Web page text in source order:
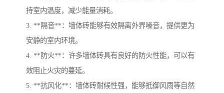
持室内温度，减少能量消耗。
3. **隔音**：墙体砖能够有效隔离外界噪音，提供更为
安静的室内环境。
4. **防火**：许多墙体砖具有良好的防火性能，可以有
效阻止火灾的蔓延。
5. **抗风化**：墙体砖耐候性强，能够抵御风雨等自然